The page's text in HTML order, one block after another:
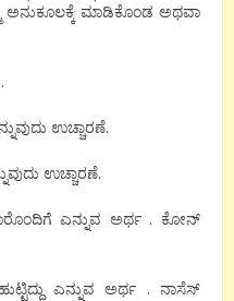
ಅನುಕೂಲಕ್ಕೆ ಮಾಡಿಕೊಂಡ ಅಥವಾ
ಉಚ್ಚಾರಣೆ.
ಉಚ್ಚಾರಣೆ.
ಎನ್ನುವ ಅರ್ಥ . ಕೋನ್
ಎನ್ನುವ ಅರ್ಥ . ನಾಸೆಸ್